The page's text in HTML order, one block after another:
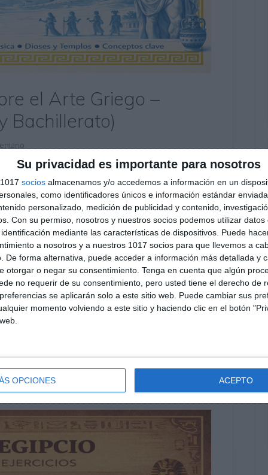
Su privacidad es importante para nosotros
socios almacenamos y/o accedemos a información en un
como identificadores únicos e información estándar
personalizado, medición de publicidad y contenido,
Con su permiso, nosotros y nuestros socios podemos utilizar datos
mediante las características de dispositivos. Puede
a nosotros y a nuestros 1017 socios para que llevemos a
De forma alternativa, puede acceder a información más detallada y
otorgar o negar su consentimiento. Tenga en cuenta que algún
no requerir de su consentimiento, pero usted tiene el derecho de
se aplicarán solo a este sitio web. Puede cambiar sus
momento volviendo a este sitio y haciendo clic en el botón
OPCIONES ACEPTO
el Arte Griego –
Bachillerato)
Griego dentro del bloque de Historia del
como en Bachillerato.A través de actividades
los principios estéticos fundamentales del
la proporción, la simetría y el naturalismo,
, 2º BACH Historia del Arte,2º ESO,2º ESO Geografía e
Historia
,arte clásico ,arte de la antigua grecia, arte griego,
,discóbolo,Educación,educación secundaria,
,historia del arte bachillerato,historia del arte eso ,
,órdenes arquitectónicos